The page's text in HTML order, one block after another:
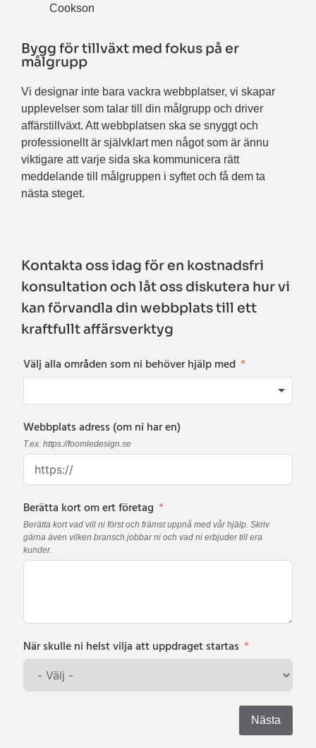
Cookson
Bygg för tillväxt med fokus på er
målgrupp
Vi designar inte bara vackra webbplatser, vi skapar
upplevelser som talar till din målgrupp och driver
affärstillväxt. Att webbplatsen ska se snyggt och
professionellt är självklart men något som är ännu
viktigare att varje sida ska kommunicera rätt
meddelande till målgruppen i syftet och få dem ta
nästa steget.
Kontakta oss idag för en kostnadsfri
konsultation och låt oss diskutera hur vi
kan förvandla din webbplats till ett
kraftfullt affärsverktyg
Välj alla områden som ni behöver hjälp med
Webbplats adress (om ni har en)
T.ex. https://foomledesign.se
Berätta kort om ert företag
Berätta kort vad vill ni först och främst uppnå med vår hjälp. Skriv
gärna även vilken bransch jobbar ni och vad ni erbjuder till era
kunder.
När skulle ni helst vilja att uppdraget startas
Nästa